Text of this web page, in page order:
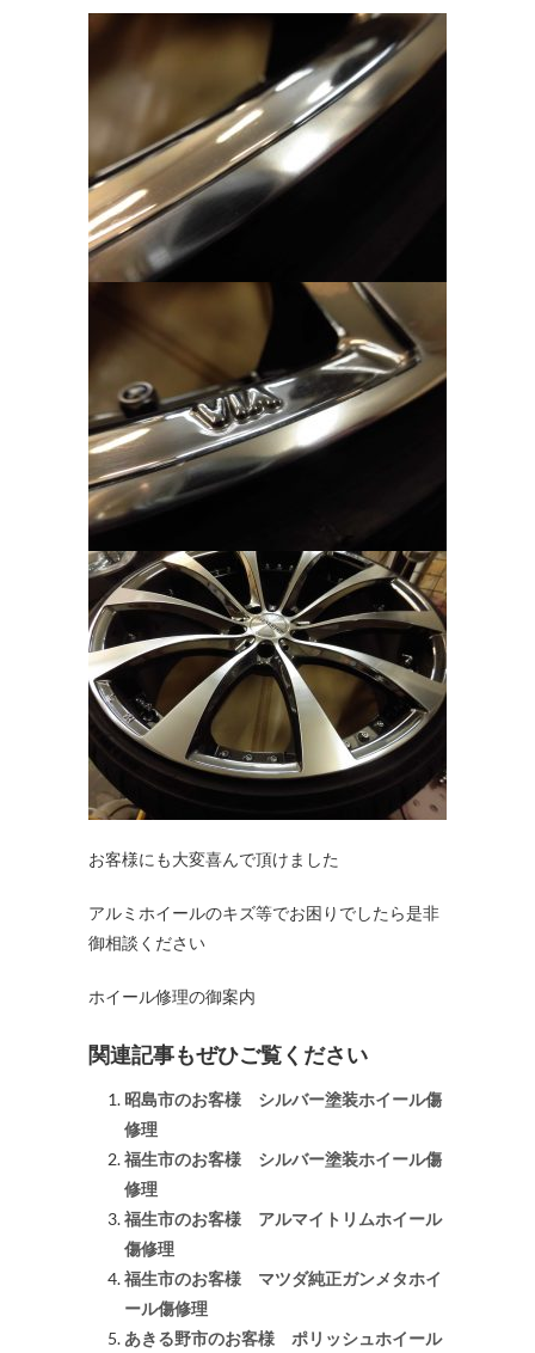
お客様にも大変喜んで頂けました
アルミホイールのキズ等でお困りでしたら是非
御相談ください
ホイール修理の御案内
関連記事もぜひご覧ください
昭島市のお客様 シルバー塗装ホイール傷
修理
福生市のお客様 シルバー塗装ホイール傷
修理
福生市のお客様 アルマイトリムホイール
傷修理
福生市のお客様 マツダ純正ガンメタホイ
ール傷修理
あきる野市のお客様 ポリッシュホイール